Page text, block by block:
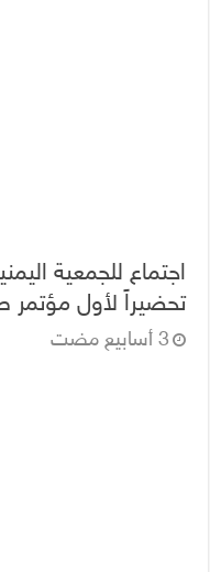
اجتماع للجمعية
تحضيراً لأول مؤتمر